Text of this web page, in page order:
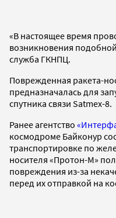
«В настоящее время
возникновения
служба ГКНПЦ.
Поврежденная ракета-
предназначалась для
спутника связи Satmex-8.
Ранее агентство
космодроме Байконур
транспортировке по
носителя «Протон-М»
повреждения из-за
перед их отправкой на